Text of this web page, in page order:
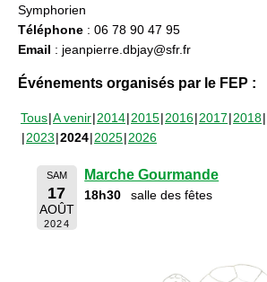
Symphorien
Téléphone : 06 78 90 47 95
Email : jeanpierre.dbjay@sfr.fr
Événements organisés par le FEP :
Tous A venir 2014 2015 2016 2017 2018
2023 2024 2025 2026
SAM
17
AOÛT
2024
Marche Gourmande
18h30 salle des fêtes